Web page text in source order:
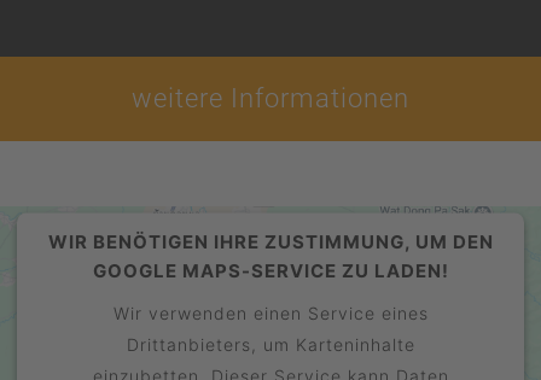
weitere Informationen
WIR BENÖTIGEN IHRE ZUSTIMMUNG, UM DEN
GOOGLE MAPS-SERVICE ZU LADEN!
Wir verwenden einen Service eines
Drittanbieters, um Karteninhalte
einzubetten. Dieser Service kann Daten